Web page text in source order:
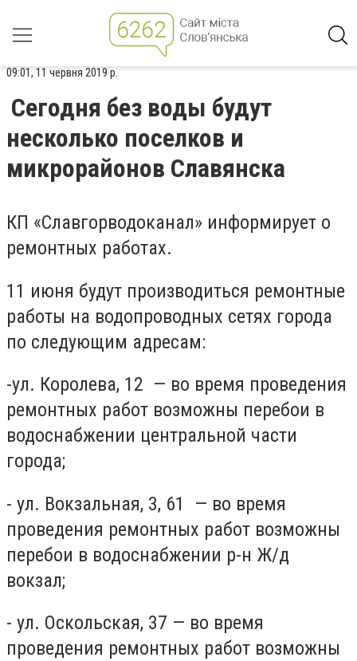
09:01, 11 червня 2019 р.
Сегодня без воды будут
несколько поселков и
микрорайонов Славянска
КП «Славгорводоканал» информирует о
ремонтных работах.
11 июня будут производиться ремонтные
работы на водопроводных сетях города
по следующим адресам:
-ул. Королева, 12 — во время проведения
ремонтных работ возможны перебои в
водоснабжении центральной части
города;
- ул. Вокзальная, 3, 61 — во время
проведения ремонтных работ возможны
перебои в водоснабжении р-н Ж/д
вокзал;
- ул. Оскольская, 37 — во время
проведения ремонтных работ возможны